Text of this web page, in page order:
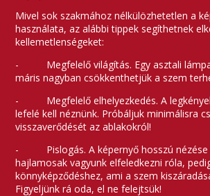
Mivel sok szakmához nélkülözhetetlen a
használata, az alábbi tippek segíthetnek
kellemetlenségeket:
- Megfelelő világítás. Egy asztali lámpa
máris nagyban csökkenthetjük a szem
- Megfelelő elhelyezkedés. A
lefelé kell néznünk. Próbáljuk minimálisra
visszaverődését az ablakokról!
- Pislogás. A képernyő hosszú nézése
hajlamosak vagyunk elfeledkezni róla,
könnyképződéshez, ami a szem
Figyeljünk rá oda, el ne felejtsük!